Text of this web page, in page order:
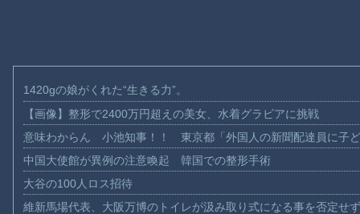
1420gの娘がくれた“生きる力”。
【画像】整形で2400万円超えの美女、水着グラビアに挑戦
意味わからん 小池知事！！ 東京都「外国人の新聞配達員に子
中国大使館が異例の注意喚起 韓国での整形手術
大谷の100人ロス招待
維新馬場代表、大阪万博のトイレが汲み取り式になる事を否定せ